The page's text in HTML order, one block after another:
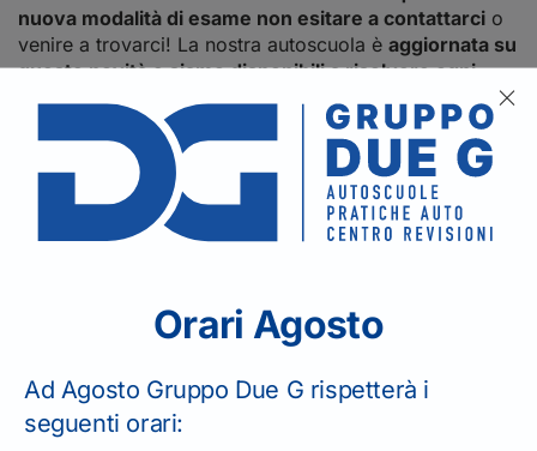
nuova modalità di esame non esitare a contattarci o
venire a trovarci! La nostra autoscuola è aggiornata su
queste novità e siamo disponibili a risolvere ogni
patenti di guida e certificazioni professionali.
Torna indietro
Certificazione Professionale KB, parte
a Roma e Provincia la fase di sperimentazione del nuovo
Orari Agosto
Ad Agosto Gruppo Due G rispetterà i
seguenti orari: